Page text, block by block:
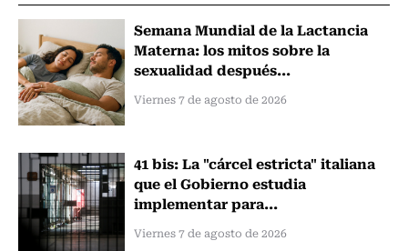
Semana Mundial de la Lactancia
Materna: los mitos sobre la
sexualidad después...
Viernes 7 de agosto de 2026
41 bis: La "cárcel estricta" italiana
que el Gobierno estudia
implementar para...
Viernes 7 de agosto de 2026